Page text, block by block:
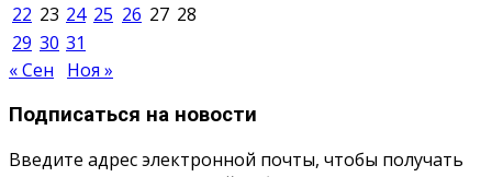
22 23 24 25 26 27 28
29 30 31
« Сен
Ноя »
Подписаться на новости
Введите адрес электронной почты, чтобы получать